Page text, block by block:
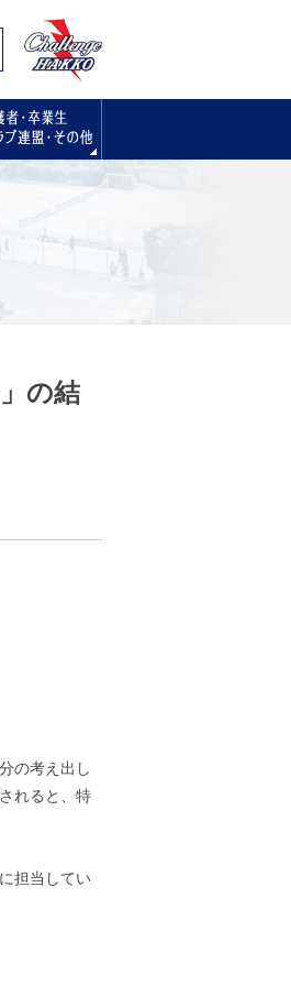
校見学会
情報
の結
の考え出し
れると、特
担当してい